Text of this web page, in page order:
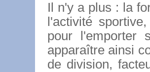
Il n'y a plus : la
l'activité
pour l'emporter
apparaître ainsi
de division,